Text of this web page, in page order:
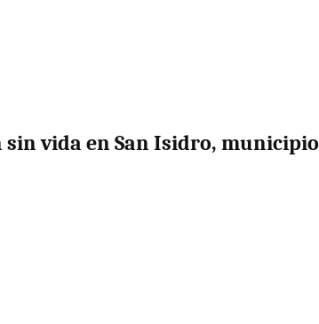
vida en San Isidro, municipio